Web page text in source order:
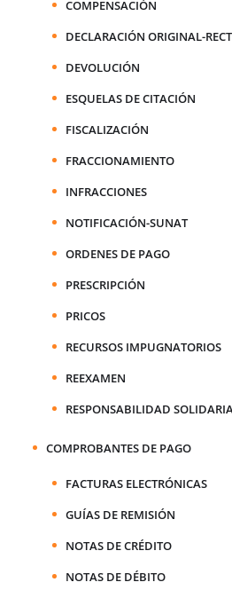
COMPENSACIÓN
DECLARACIÓN ORIGINAL-
DEVOLUCIÓN
ESQUELAS DE CITACIÓN
FISCALIZACIÓN
FRACCIONAMIENTO
INFRACCIONES
NOTIFICACIÓN-SUNAT
ORDENES DE PAGO
PRESCRIPCIÓN
PRICOS
RECURSOS IMPUGNATORIOS
REEXAMEN
RESPONSABILIDAD
COMPROBANTES DE PAGO
FACTURAS ELECTRÓNICAS
GUÍAS DE REMISIÓN
NOTAS DE CRÉDITO
NOTAS DE DÉBITO